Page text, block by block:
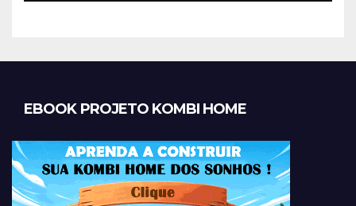
EBOOK PROJETO KOMBI HOME